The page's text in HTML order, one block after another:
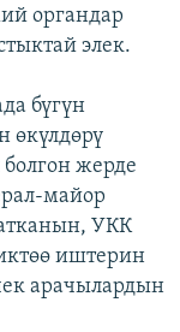
органдар
элек.
бүгүн
өкүлдөрү
жерде
майор
УКК
иштерин
арачылардын